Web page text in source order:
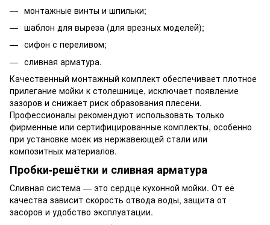
монтажные винты и шпильки;
шаблон для выреза (для врезных моделей);
сифон с переливом;
сливная арматура.
Качественный монтажный комплект обеспечивает плотное
прилегание мойки к столешнице, исключает появление
зазоров и снижает риск образования плесени.
Профессионалы рекомендуют использовать только
фирменные или сертифицированные комплекты, особенно
при установке моек из нержавеющей стали или
композитных материалов.
Пробки-решётки и сливная арматура
Сливная система — это сердце кухонной мойки. От её
качества зависит скорость отвода воды, защита от
засоров и удобство эксплуатации.